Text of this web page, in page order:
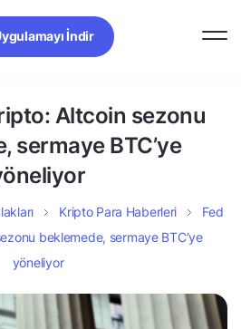
İndir
Altcoin sezonu
sermaye BTC’ye
Kripto Para Haberleri
Fed
beklemede, sermaye BTC’ye
yöneliyor